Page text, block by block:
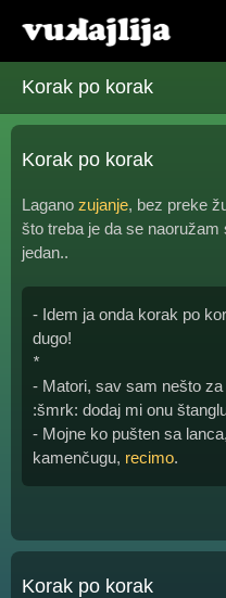
Korak po korak
Korak po korak
Lagano zujanje, bez preke
što treba je da se
jedan..
- Idem ja onda korak po
dugo!
*
- Matori, sav sam nešto
:šmrk: dodaj mi onu
- Mojne ko pušten sa
kamenčugu, recimo.
Korak po korak